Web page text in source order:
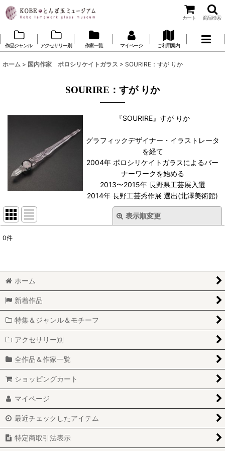
カート 商品検索
作品ジャンル アクセサリー別 作家一覧 マイページ ご利用案内
ホーム > 国内作家 ボロシリケイトガラス > SOURIRE：すが りか
SOURIRE：すが りか
『SOURIRE』すが りか
グラフィックデザイナー・イラストレータ
を経て
2004年 ボロシリケイトガラスによるバー
ナーワークを始める
2013〜2015年 長野県工芸展入選
2014年 長野工芸秀作展 選出(北澤美術館)
表示順変更
並び順:
0件
ホーム
新着作品
特集＆ジャンル＆モチーフ
アクセサリー別
全作品＆作家一覧
ショッピングカート
マイページ
最近チェックしたアイテム
特定商取引法表示